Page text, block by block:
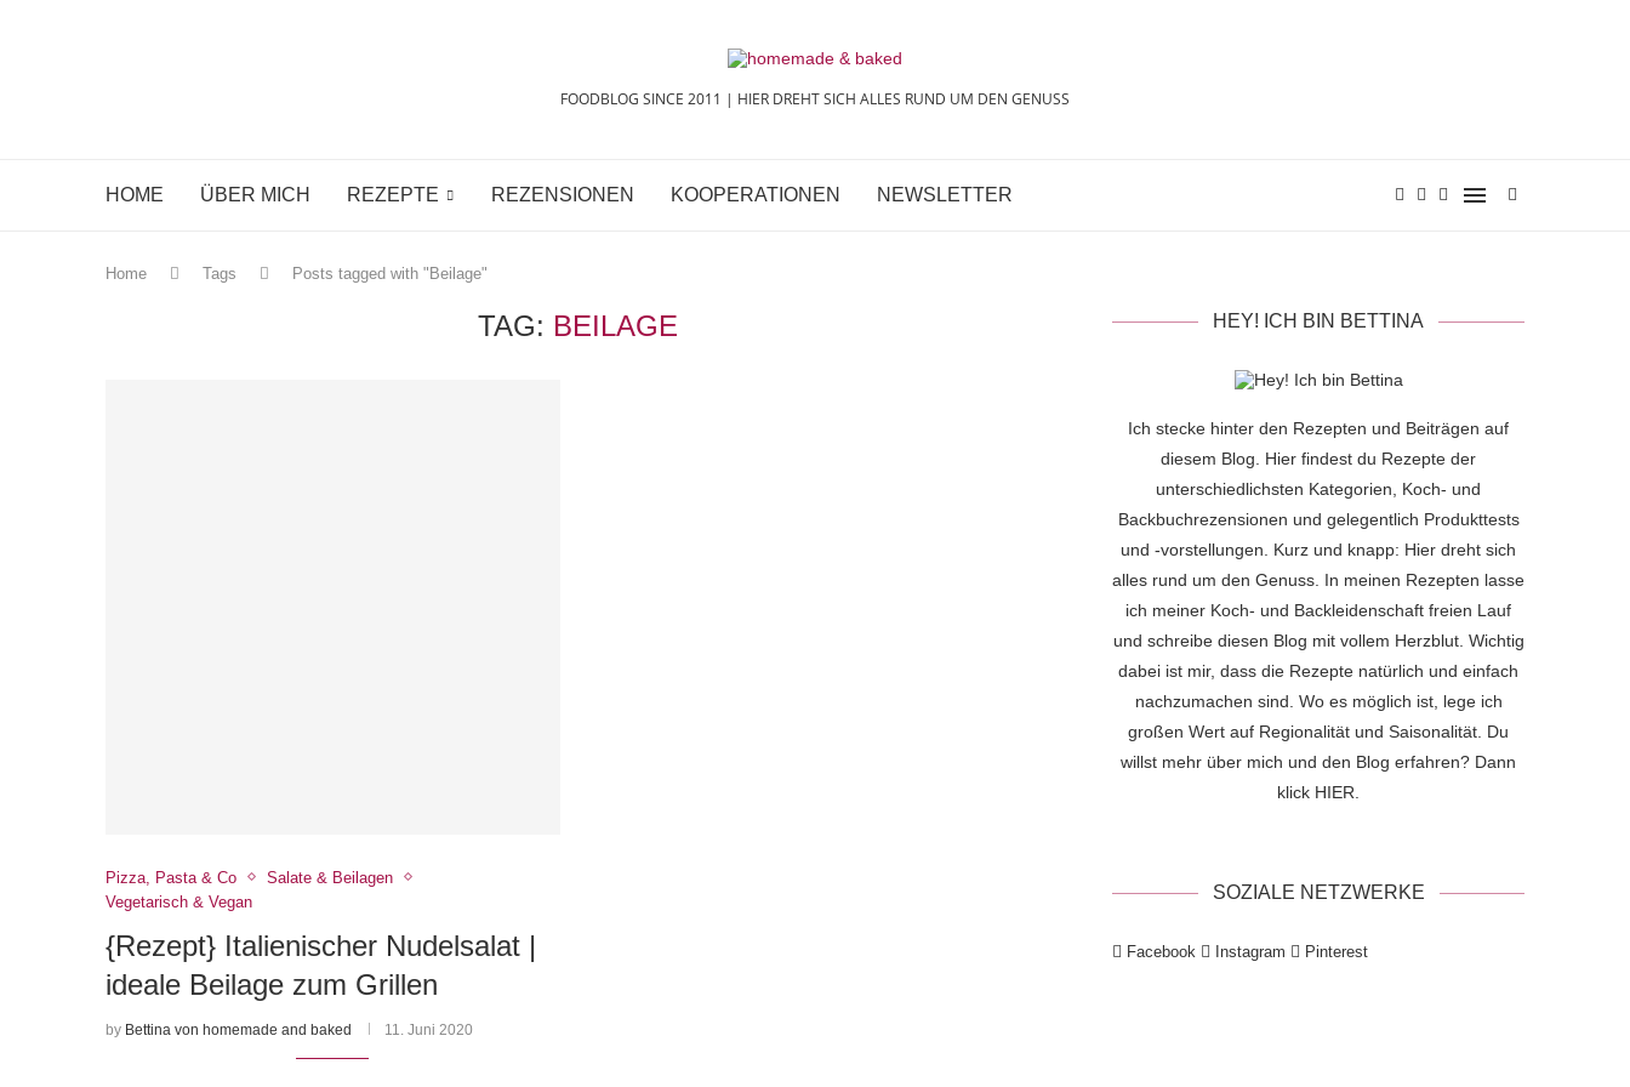
FOODBLOG SINCE 2011 | HIER DREHT SICH ALLES RUND UM DEN GENUSS
HOME ÜBER MICH REZEPTE REZENSIONEN KOOPERATIONEN NEWSLETTER
Home Tags Posts tagged with "Beilage"
TAG: BEILAGE
Pizza, Pasta & Co
Salate & Beilagen
Vegetarisch & Vegan
{Rezept} Italienischer Nudelsalat |
ideale Beilage zum Grillen
by Bettina von homemade and baked 11. Juni 2020
HEY! ICH BIN BETTINA
Ich stecke hinter den Rezepten und Beiträgen auf
diesem Blog. Hier findest du Rezepte der
unterschiedlichsten Kategorien, Koch- und
Backbuchrezensionen und gelegentlich Produkttests
und -vorstellungen. Kurz und knapp: Hier dreht sich
alles rund um den Genuss. In meinen Rezepten lasse
ich meiner Koch- und Backleidenschaft freien Lauf
und schreibe diesen Blog mit vollem Herzblut. Wichtig
dabei ist mir, dass die Rezepte natürlich und einfach
nachzumachen sind. Wo es möglich ist, lege ich
großen Wert auf Regionalität und Saisonalität. Du
willst mehr über mich und den Blog erfahren? Dann
klick HIER
SOZIALE NETZWERKE
Facebook Instagram Pinterest